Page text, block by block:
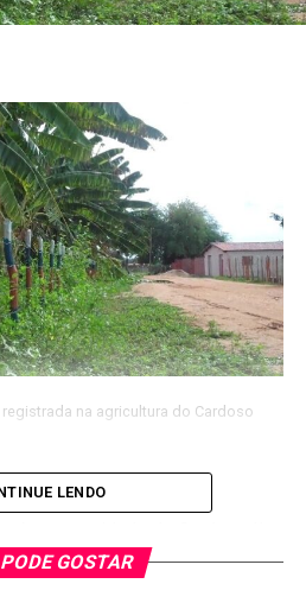
na agricultura do Cardoso
de serviços. Durante toda a
LENDO
GOSTAR